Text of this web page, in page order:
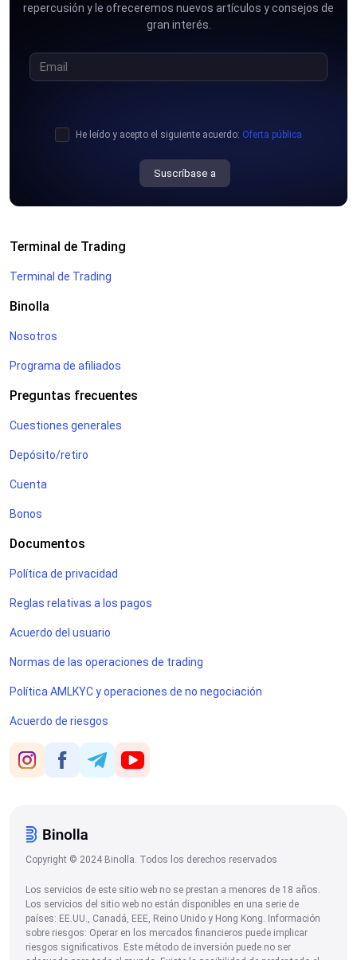
repercusión y le ofreceremos nuevos artículos y consejos de
gran interés.
Suscríbase a
He leído y acepto el siguiente acuerdo: Oferta pública
Terminal de Trading
Terminal de Trading
Binolla
Nosotros
Programa de afiliados
Preguntas frecuentes
Cuestiones generales
Depósito/retiro
Cuenta
Bonos
Documentos
Política de privacidad
Reglas relativas a los pagos
Acuerdo del usuario
Normas de las operaciones de trading
Política AMLKYC y operaciones de no negociación
Acuerdo de riesgos
Copyright © 2024 Binolla. Todos los derechos reservados
Los servicios de este sitio web no se prestan a menores de 18 años.
Los servicios del sitio web no están disponibles en una serie de
países: EE.UU., Canadá, EEE, Reino Unido y Hong Kong. Información
sobre riesgos: Operar en los mercados financieros puede implicar
riesgos significativos. Este método de inversión puede no ser